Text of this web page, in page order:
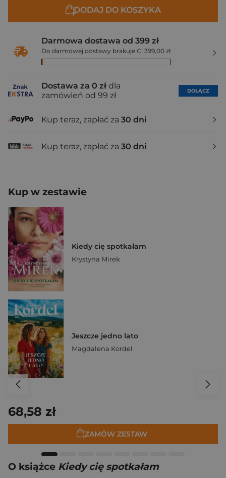
DODAJ DO KOSZYKA
Darmowa dostawa od 399 zł
Do darmowej dostawy brakuje Ci 399,00 zł
Dostawa za 0 zł dla
zamówień od 99 zł
DOŁĄCZ
Kup teraz, zapłać za 30 dni
Kup teraz, zapłać za 30 dni
Kup w zestawie
Kiedy cię spotkałam
Krystyna Mirek
Jeszcze jedno lato
Magdalena Kordel
68,58 zł
ZAMÓW ZESTAW
O książce Kiedy cię spotkałam